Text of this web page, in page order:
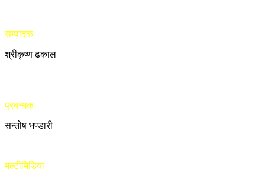
सम्पादक
श्रीकृष्ण ढकाल
प्रबन्धक
सन्तोष भण्डारी
मल्टीमिडिया